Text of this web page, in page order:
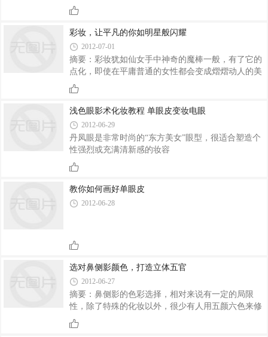
最好，现在洛阳化妆学校教大家夏季化妆技巧；
彩妆，让平凡的你如明星般闪耀
2012-07-01
摘要：彩妆犹如仙女手中神奇的魔棒一般，有了它的
点化，即使在平庸普通的女性都会变成熠熠动人的美
女。彩妆，让平凡的你如明星般闪耀，怎样才能把妆
化得漂亮又发现不了痕迹。跟随北京流行彩妆一起学
习一下吧...1.皮肤的色调只要稍微改变一下，适合你
的粉底色调应该是和你自然肤色最接近的色调，肤色
越暗，粉底……
浅色眼影术化妆教程 单眼皮变妆电眼
2012-06-29
丹凤眼是非常时尚的“东方美女”眼型，很适合塑造个
性强烈或充满清新感的妆容
教你如何画好单眼皮
2012-06-28
选对鼻侧影颜色，打造立体五官
2012-06-27
摘要：鼻侧影的色彩选择，相对来说有一定的局限
性，除了特殊的化妆以外，很少有人用五颜六色来修
饰鼻子，而大部分人画鼻侧影都是为了使鼻梁显高和
改变鼻子不理想的部分，以衬托脸型。时尚魅影化妆